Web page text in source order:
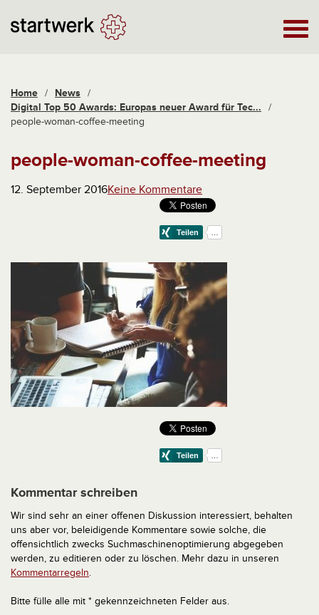
Home / News /
Digital Top 50 Awards: Europas neuer Award für Tec...
/
people-woman-coffee-meeting
people-woman-coffee-meeting
12. September 2016Keine Kommentare
Kommentar schreiben
Wir sind sehr an einer offenen Diskussion interessiert, behalten
uns aber vor, beleidigende Kommentare sowie solche, die
offensichtlich zwecks Suchmaschinenoptimierung abgegeben
werden, zu editieren oder zu löschen. Mehr dazu in unseren
Kommentarregeln.
Bitte fülle alle mit * gekennzeichneten Felder aus.